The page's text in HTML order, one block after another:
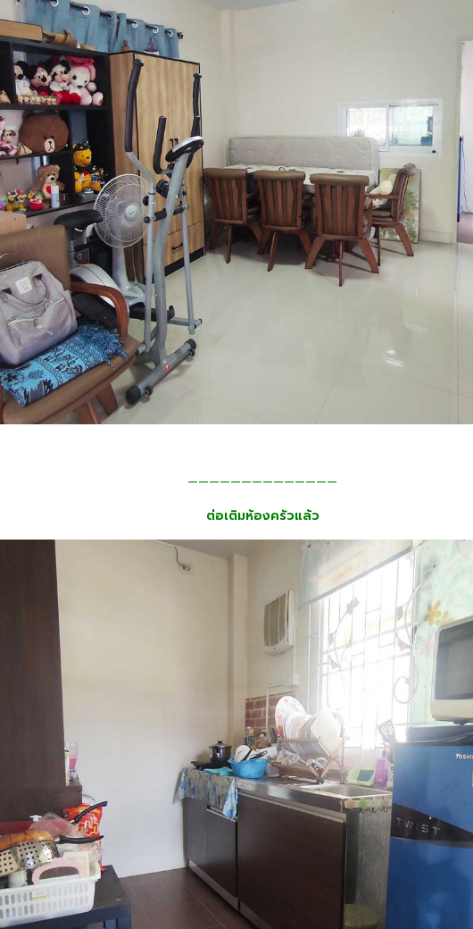
——————————————
ต่อเติมห้องครัวแล้ว